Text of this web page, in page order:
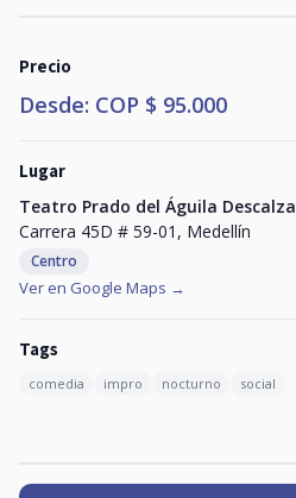
Precio
Desde: COP $ 95.000
Lugar
Teatro Prado del Águila Descalza
Carrera 45D # 59-01, Medellín
Centro
Ver en Google Maps →
Tags
comedia impro nocturno social